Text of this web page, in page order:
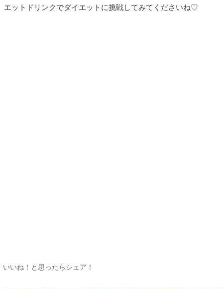
エットドリンクでダイエットに挑戦してみてくださいね♡
いいね！と思ったらシェア！